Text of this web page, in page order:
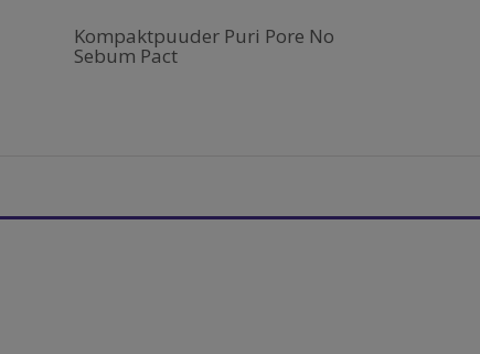
Kompaktpuuder Puri Pore No
Sebum Pact